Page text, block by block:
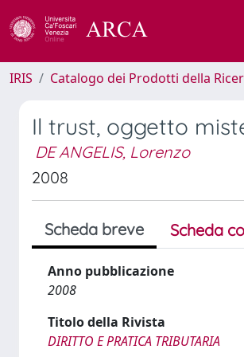
IRIS Catalogo dei Prodotti della
Il trust, oggetto
DE ANGELIS, Lorenzo
2008
Scheda breve Scheda
Anno pubblicazione
2008
Titolo della Rivista
DIRITTO E PRATICA TRIBUTARIA